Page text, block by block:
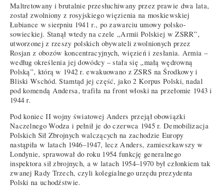
Maltretowany i brutalnie przesłuchiwany przez prawie dwa lata,
został zwolniony z rosyjskiego więzienia na moskiewskiej
Łubiance w sierpniu 1941 r., po zawarciu umowy polsko-
sowieckiej. Stanął wtedy na czele „Armii Polskiej w ZSRR”,
utworzonej z rzeszy polskich obywateli zwolnionych przez
Rosjan z obozów koncentracyjnych, więzień i zesłania. Armia –
według określenia jej dowódcy – stała się „małą wędrowną
Polską”, którą w 1942 r. ewakuowano z ZSRS na Środkowy i
Bliski Wschód. Stamtąd jej część, jako 2 Korpus Polski, nadal
pod komendą Andersa, trafiła na front włoski na przełomie 1943 i
1944 r.
Pod koniec II wojny światowej Anders przejął obowiązki
Naczelnego Wodza i pełnił je do czerwca 1945 r. Demobilizacja
Polskich Sił Zbrojnych walczących na zachodzie Europy
nastąpiła w latach 1946–1947, lecz Anders, zamieszkawszy w
Londynie, sprawował do roku 1954 funkcję generalnego
inspektora sił zbrojnych, a w latach 1954–1970 był członkiem tak
zwanej Rady Trzech, czyli kolegialnego urzędu prezydenta
Polski na uchodźstwie.